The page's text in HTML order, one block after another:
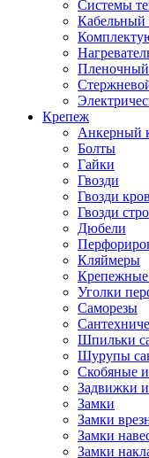
Системы
Кабельный
Крепеж
Анкерный
Болты
Гайки
Гвозди
Гвозди
Гвозди
Дюбели
Кляймеры
Уголки
Саморезы
Шпильки
Шурупы
Скобяные
Задвижки
Замки
Замки
Замки
Замки